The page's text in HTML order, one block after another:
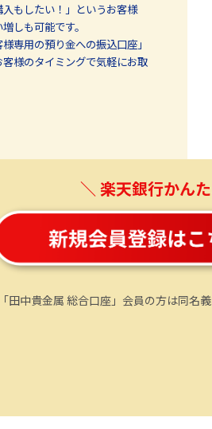
入もしたい！」というお客様
しも可能です。
専用の預り金への振込口座」
様のタイミングで気軽にお取
＼ 楽天銀行かん
田中貴金属 総合口座」会員の方は同名